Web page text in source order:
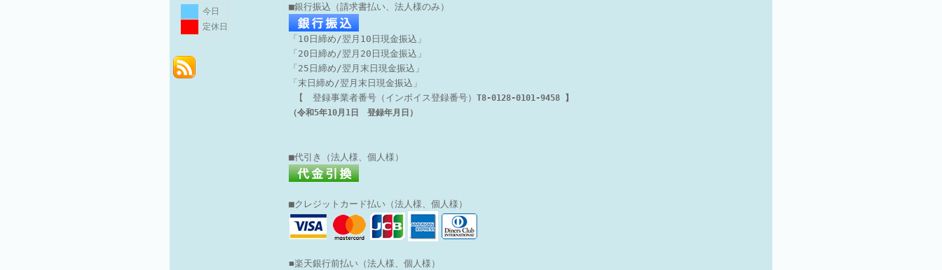
今日
定休日
■銀行振込（請求書払い、法人様のみ）
「10日締め/翌月10日現金振込」
「20日締め/翌月20日現金振込」
「25日締め/翌月末日現金振込」
「末日締め/翌月末日現金振込」
【 登録事業者番号（インボイス登録番号） T8-0128-0101-9458 】
（令和5年10月1日 登録年月日）
■代引き（法人様、個人様）
■クレジットカード払い（法人様、個人様）
■楽天銀行前払い （法人様、個人様）